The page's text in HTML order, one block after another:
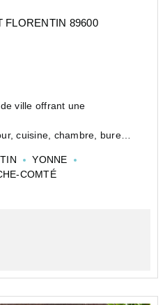
FLORENTIN 89600
ville offrant une
cuisine, chambre, bureau,
un dressing.
un quotidie...
YONNE
COMTÉ